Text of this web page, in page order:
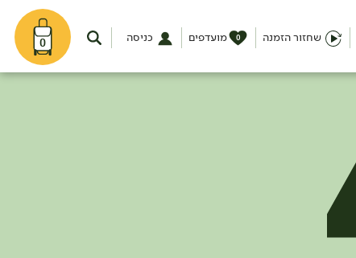
0 שחזור הזמנה מועדפים 0 כניסה